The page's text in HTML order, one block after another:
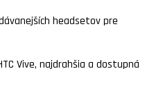
headsetov pre
Vive, najdrahšia a dostupná